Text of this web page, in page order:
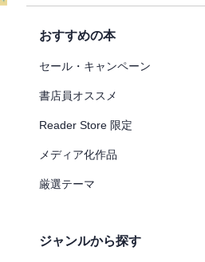
おすすめの本
セール・キャンペーン
書店員オススメ
Reader Store 限定
メディア化作品
厳選テーマ
ジャンルから探す